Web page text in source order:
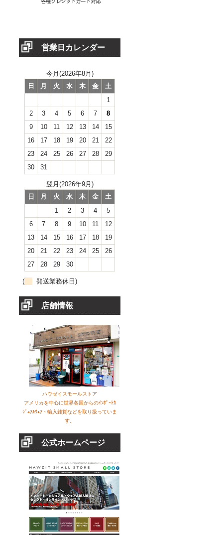
営業日カレンダー
今月(2026年8月)
日
月 火 水 木 金
土
1
2
3 4 5 6 7
8
9
10 11 12 13 14
15
16
17 18 19 20 21
22
23
24 25 26 27 28
29
30
31
翌月(2026年9月)
日
月 火 水 木 金
土
1
2 3 4
5
6
7 8 9 10 11
12
13
14 15 16 17 18
19
20
21 22 23 24 25
26
27
28 29 30
( 発送業務休日)
店舗情報
ハウゼイスモールストア
アメリカを中心に世界各国からのｲﾝﾎﾟｰﾄｶ
ｼﾞｭｱﾙｳｪｱ・輸入雑貨などを取り扱っていま
す。
公式ホームページ